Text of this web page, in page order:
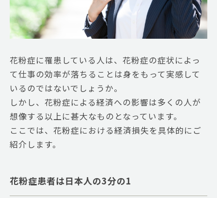
花粉症に罹患している人は、花粉症の症状によっ
て仕事の効率が落ちることは身をもって実感して
いるのではないでしょうか。
しかし、花粉症による経済への影響は多くの人が
想像する以上に甚大なものとなっています。
ここでは、花粉症における経済損失を具体的にご
紹介します。
花粉症患者は日本人の3分の1